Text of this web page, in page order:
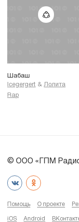
Шабаш
Icegergert & Лолита
Rap
© ООО «ГПМ
Помощь О проекте
iOS Android